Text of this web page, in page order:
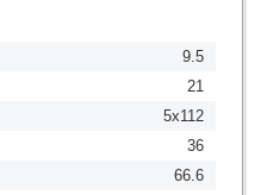
9.5
21
5x112
36
66.6